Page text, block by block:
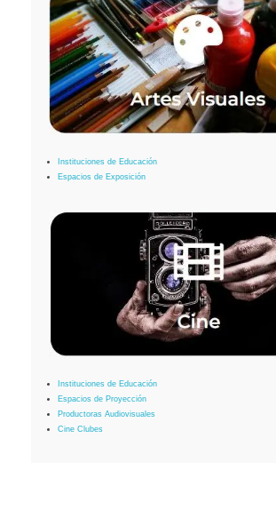
Instituciones de Educación
Espacios de Exposición
Instituciones de Educación
Espacios de Proyección
Productoras Audiovisuales
Cine Clubes